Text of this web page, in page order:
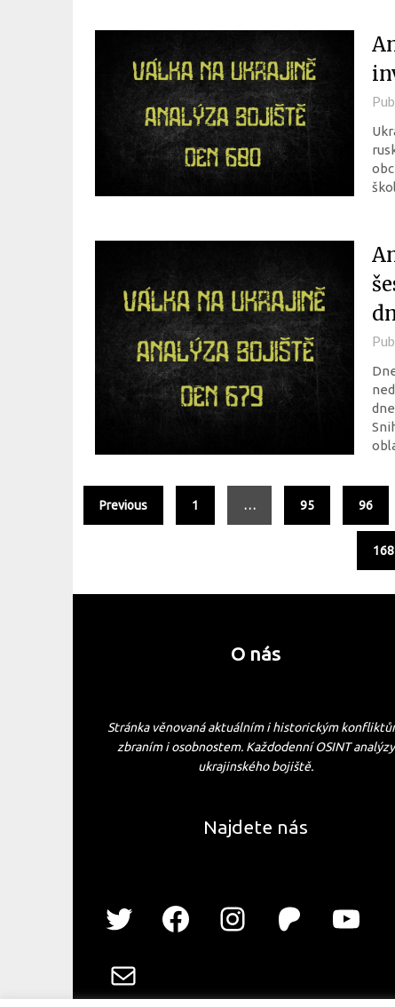
Previous 1 … 95 96
168
O nás
Stránka věnovaná aktuálním i historickým
zbraním i osobnostem. Každodenní OSINT analýzy
ukrajinského bojiště.
Najdete nás